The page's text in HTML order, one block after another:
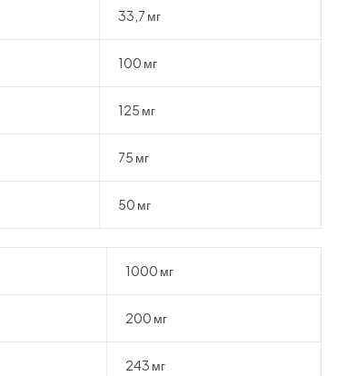
33,7 мг
100 мг
125 мг
75 мг
50 мг
1000 мг
200 мг
243 мг